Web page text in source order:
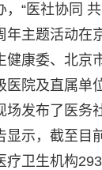
，“医社协同
年主题活动在
健康委、北京
医院及直属单
场发布了医务
显示，截至目
疗卫生机构